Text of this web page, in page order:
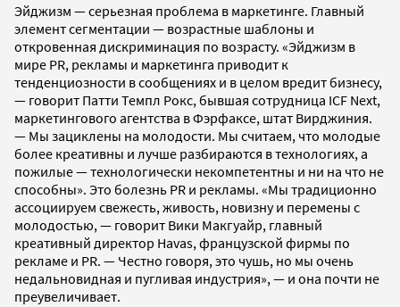
Эйджизм — серьезная проблема в маркетинге. Главный
элемент сегментации — возрастные шаблоны и
откровенная дискриминация по возрасту. «Эйджизм в
мире PR, рекламы и маркетинга приводит к
тенденциозности в сообщениях и в целом вредит бизнесу,
— говорит Патти Темпл Рокс, бывшая сотрудница ICF Next,
маркетингового агентства в Фэрфаксе, штат Вирджиния.
— Мы зациклены на молодости. Мы считаем, что молодые
более креативны и лучше разбираются в технологиях, а
пожилые — технологически некомпетентны и ни на что не
способны». Это болезнь PR и рекламы. «Мы традиционно
ассоциируем свежесть, живость, новизну и перемены с
молодостью, — говорит Вики Макгуайр, главный
креативный директор Havas, французской фирмы по
рекламе и PR. — Честно говоря, это чушь, но мы очень
недальновидная и пугливая индустрия», — и она почти не
преувеличивает.